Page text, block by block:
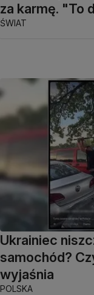
za karmę. "To
ŚWIAT
Ukrainiec
samochód?
wyjaśnia
POLSKA